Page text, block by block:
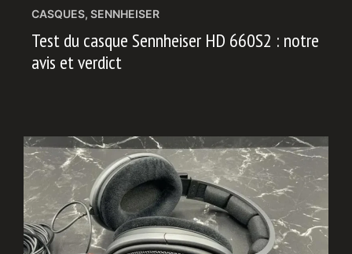
CASQUES, SENNHEISER
Test du casque Sennheiser HD 660S2 : notre
avis et verdict